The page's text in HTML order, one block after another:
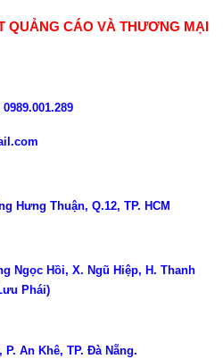
QUẢNG CÁO VÀ THƯƠNG MẠI
0989.001.289
Hưng Thuận, Q.12, TP. HCM
Ngọc Hồi, X. Ngũ Hiệp, H. Thanh
Phái)
An Khê, TP. Đà Nẵng.